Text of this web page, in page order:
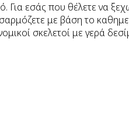
Για εσάς που θέλετε να
με βάση το
σκελετοί με γερά